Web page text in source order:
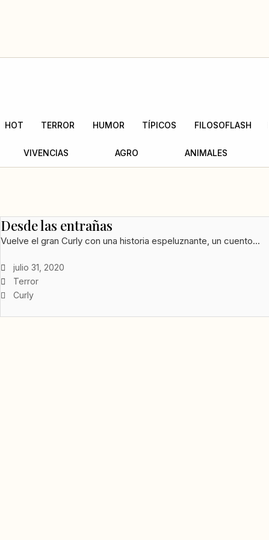
HOT TERROR HUMOR TÍPICOS FILOSOFLASH
VIVENCIAS AGRO ANIMALES
Desde las entrañas
Vuelve el gran Curly con una historia espeluznante, un cuento...
julio 31, 2020
Terror
Curly